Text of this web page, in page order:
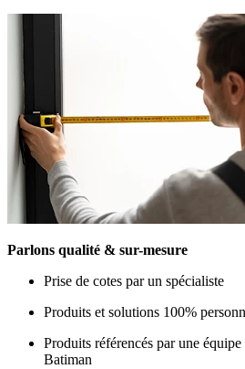
Parlons qualité & sur-mesure
Prise de cotes par un spécialiste
Produits et solutions 100%
Produits référencés par une
Batiman